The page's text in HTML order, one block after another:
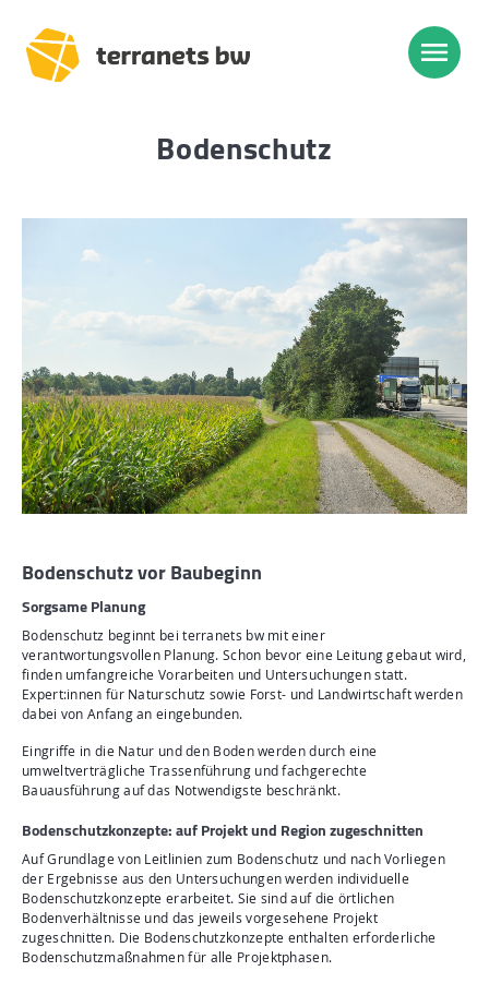
Trassenverlauf SEL:
Heilbronn – Löchgau
Löchgau – Esslingen a. N.
Esslingen a. N. – Bissingen
Start
Planung, Bau, Betrieb
Aktuelles
Newsletter
Kontakt
Suche
Bodenschutz
Bodenschutz vor Baubeginn
Sorgsame Planung
Bodenschutz beginnt bei terranets bw mit einer
verantwortungsvollen Planung. Schon bevor eine Leitung gebaut wird,
finden umfangreiche Vorarbeiten und Untersuchungen statt.
Expert:innen für Naturschutz sowie Forst- und Landwirtschaft werden
dabei von Anfang an eingebunden.
Eingriffe in die Natur und den Boden werden durch eine
umweltverträgliche Trassenführung und fachgerechte
Bauausführung auf das Notwendigste beschränkt.
Bodenschutzkonzepte: auf Projekt und Region zugeschnitten
Auf Grundlage von Leitlinien zum Bodenschutz und nach Vorliegen
der Ergebnisse aus den Untersuchungen werden individuelle
Bodenschutzkonzepte erarbeitet. Sie sind auf die örtlichen
Bodenverhältnisse und das jeweils vorgesehene Projekt
zugeschnitten. Die Bodenschutzkonzepte enthalten erforderliche
Bodenschutzmaßnahmen für alle Projektphasen.